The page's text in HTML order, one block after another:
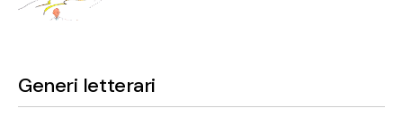
Generi letterari